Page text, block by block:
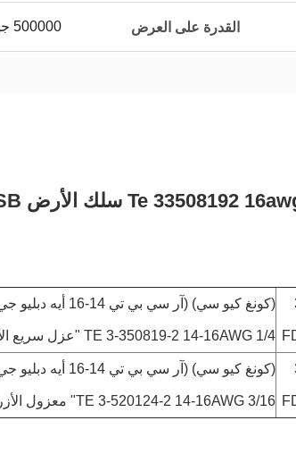
القدرة على العرض 500000 جهاز كمبيوتر شخصى / أسبوع
(كونغ كيو سي) (آر سي بي تي 14-16 أيه دبليو جي 0)250
TE 3-350819-2 14-16AWG 1/4 "عزل سريع الأزرق
(كونغ كيو سي) (آر سي بي تي 14-16 أيه دبليو جي 0)187
TE 3-520124-2 14-16AWG 3/16" معزول الأزرق السريع